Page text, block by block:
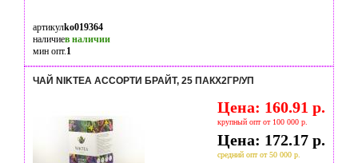
артикулko019364
наличиев наличии
мин опт.1
ЧАЙ NIKTEA АССОРТИ БРАЙТ, 25 ПАКX2ГР/УП
Цена: 160.91 р.
крупный опт от 100 000 р.
Цена: 172.17 р.
средний опт от 50 000 р.